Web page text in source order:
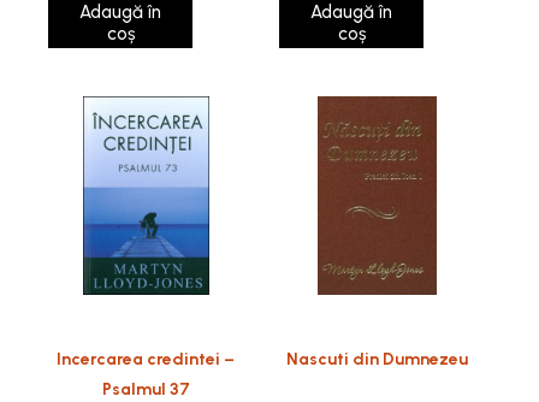
Adaugă în
coș
Adaugă în
coș
Incercarea credintei –
Psalmul 37
Nascuti din Dumnezeu